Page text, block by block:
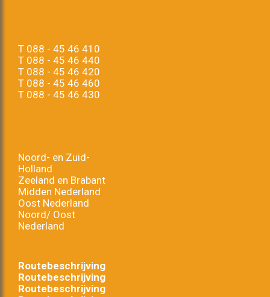
T 088 - 45 46 410
T 088 - 45 46 440
T 088 - 45 46 420
T 088 - 45 46 460
T 088 - 45 46 430
Noord- en Zuid-
Holland
Zeeland en Brabant
Midden Nederland
Oost Nederland
Noord/ Oost
Nederland
Routebeschrijving
Routebeschrijving
Routebeschrijving